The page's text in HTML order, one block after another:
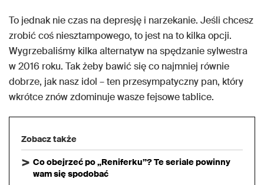
To jednak nie czas na depresję i narzekanie. Jeśli chcesz
zrobić coś niesztampowego, to jest na to kilka opcji.
Wygrzebaliśmy kilka alternatyw na spędzanie sylwestra
w 2016 roku. Tak żeby bawić się co najmniej równie
dobrze, jak nasz idol – ten przesympatyczny pan, który
wkrótce znów zdominuje wasze fejsowe tablice.
Zobacz także
Co obejrzeć po „Reniferku”? Te seriale powinny
wam się spodobać